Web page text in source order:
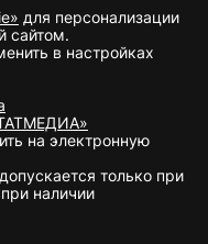
для персонализации
сайтом.
в настройках
на электронную
только при
наличии